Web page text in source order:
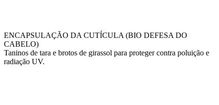
ENCAPSULAÇÃO DA CUTÍCULA (BIO DEFESA DO
CABELO)
Taninos de tara e brotos de girassol para proteger contra poluição e
radiação UV.